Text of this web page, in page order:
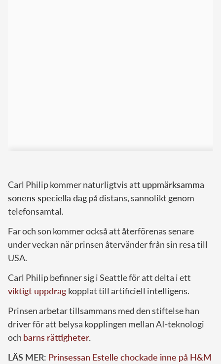
Carl Philip kommer naturligtvis att uppmärksamma
sonens speciella dagpå distans, sannolikt genom
telefonsamtal.
Far och son kommer också att återförenas senare
under veckan när prinsen återvänder från sin resa till
USA.
Carl Philip befinner sig i Seattle för att delta i ett
viktigt uppdrag kopplat till artificiell intelligens.
Prinsen arbetar tillsammans med den stiftelse han
driver för att belysa kopplingen mellan AI-teknologi
och barns rättigheter.
LÄS MER: Prinsessan Estelle chockade inne på H&M